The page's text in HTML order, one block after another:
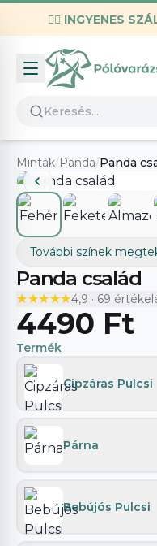
✌🏼 INGYENES
Infó
Kapcsolat
GYIK
Általános
Adatvédelmi
Minták/Panda/Panda
További színek
Panda család
★★★★★
★★★★★4,9 · 69
4490 Ft
Termék
Cipzáras Pulcsi
Párna
Bebújós Pulcsi